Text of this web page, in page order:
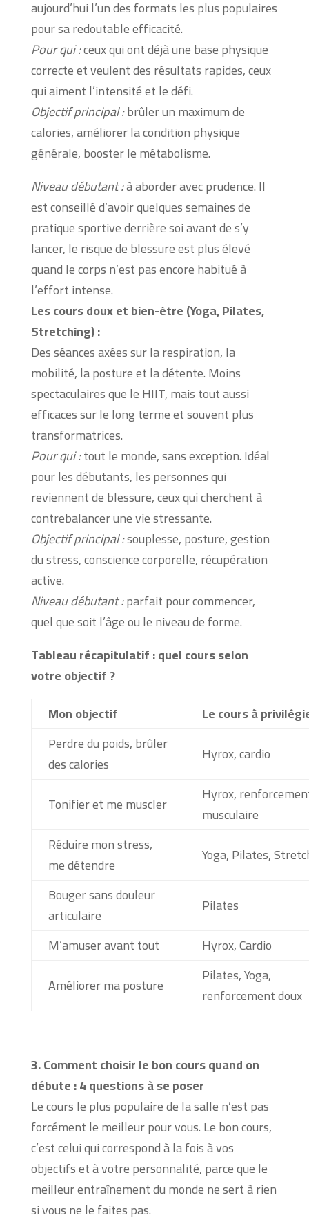
aujourd’hui l’un des formats les plus populaires
pour sa redoutable efficacité.
Pour qui :ceux qui ont déjà une base physique
correcte et veulent des résultats rapides, ceux
qui aiment l’intensité et le défi.
Objectif principal :brûler un maximum de
calories, améliorer la condition physique
générale, booster le métabolisme.
Niveau débutant :à aborder avec prudence. Il
est conseillé d’avoir quelques semaines de
pratique sportive derrière soi avant de s’y
lancer, le risque de blessure est plus élevé
quand le corps n’est pas encore habitué à
l’effort intense.
Les cours doux et bien-être (Yoga, Pilates,
Stretching) :
Des séances axées sur la respiration, la
mobilité, la posture et la détente. Moins
spectaculaires que le HIIT, mais tout aussi
efficaces sur le long terme et souvent plus
transformatrices.
Pour qui :tout le monde, sans exception. Idéal
pour les débutants, les personnes qui
reviennent de blessure, ceux qui cherchent à
contrebalancer une vie stressante.
Objectif principal :souplesse, posture, gestion
du stress, conscience corporelle, récupération
active.
Niveau débutant :parfait pour commencer,
quel que soit l’âge ou le niveau de forme.
Tableau récapitulatif : quel cours selon
votre objectif ?
Mon objectif
Le cours à
Perdre du poids, brûler
des calories
Hyrox, cardio
Tonifier et me muscler
Hyrox,
musculaire
Réduire mon stress,
me détendre
Yoga, Pilates,
Bouger sans douleur
articulaire
Pilates
M’amuser avant tout
Hyrox, Cardio
Améliorer ma posture
Pilates, Yoga,
renforcement doux
3. Comment choisir le bon cours quand on
débute : 4 questions à se poser
Le cours le plus populaire de la salle n’est pas
forcément le meilleur pour vous. Le bon cours,
c’est celui qui correspond à la fois à vos
objectifs et à votre personnalité, parce que le
meilleur entraînement du monde ne sert à rien
si vous ne le faites pas.